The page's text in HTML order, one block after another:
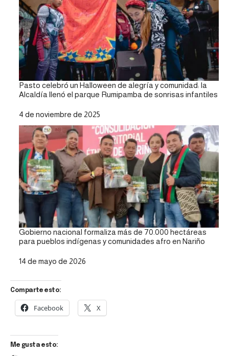
Pasto celebró un Halloween de alegría y comunidad: la
Alcaldía llenó el parque Rumipamba de sonrisas infantiles
Fecha
4 de noviembre de 2025
Gobierno nacional formaliza más de 70.000 hectáreas
para pueblos indígenas y comunidades afro en Nariño
Fecha
14 de mayo de 2026
Comparte esto:
Facebook X
Me gusta esto: